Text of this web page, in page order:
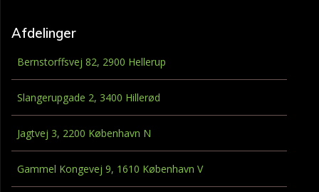
Afdelinger
Bernstorffsvej 82, 2900 Hellerup
Slangerupgade 2, 3400 Hillerød
Jagtvej 3, 2200 København N
Gammel Kongevej 9, 1610 København V